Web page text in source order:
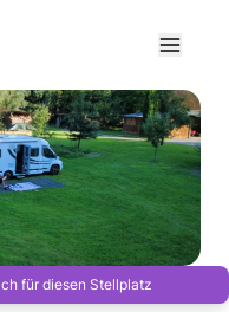
für diesen Stellplatz